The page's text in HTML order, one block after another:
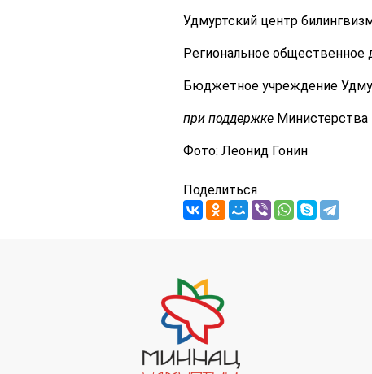
Удмуртский центр
Региональное
Бюджетное учреждение
при поддержке Министерства
Фото: Леонид Гонин
Поделиться